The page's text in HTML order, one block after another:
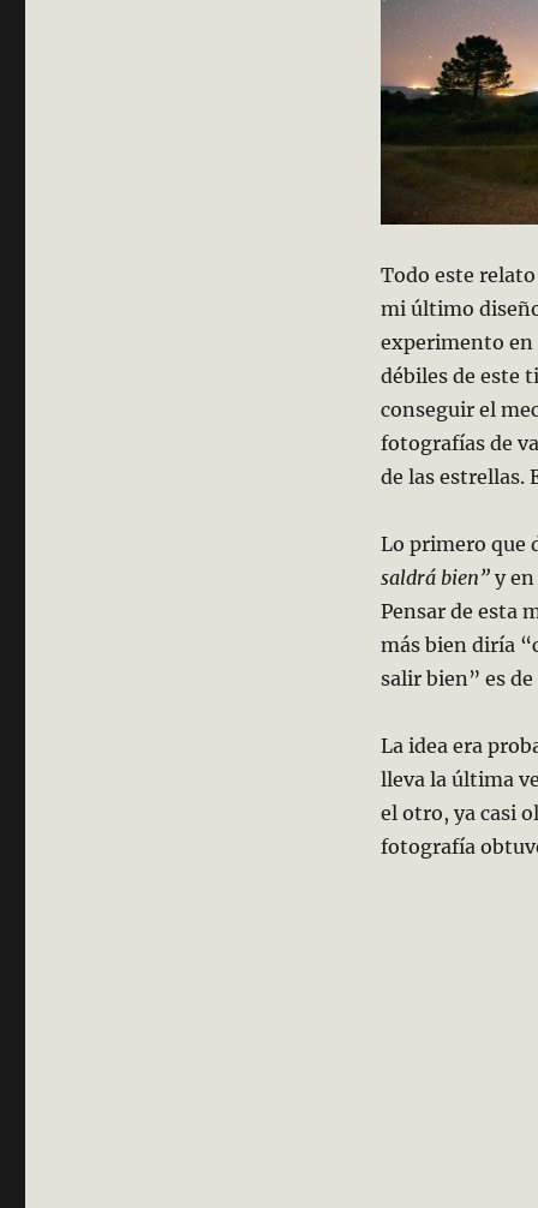
Todo este
mi último
experimento en
débiles de este
conseguir el
fotografías de
de las estrellas.
Lo primero que
saldrá bien”y en
Pensar de esta
más bien diría
salir bien” es
La idea era
lleva la última
el otro, ya casi
fotografía